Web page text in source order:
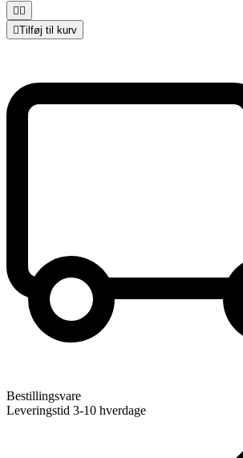
 
Tilføj til kurv
Bestillingsvare
Leveringstid 3-10 hverdage